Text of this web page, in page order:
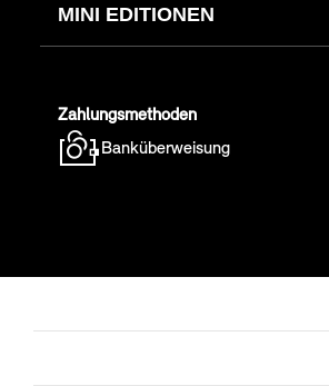
MINI EDITIONEN
Zahlungsmethoden
Banküberweisung